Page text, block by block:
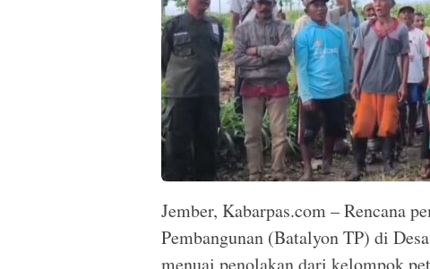
Jember, Kabarpas.com – Rencana
Pembangunan (Batalyon TP) di
menuai penolakan dari kelompok